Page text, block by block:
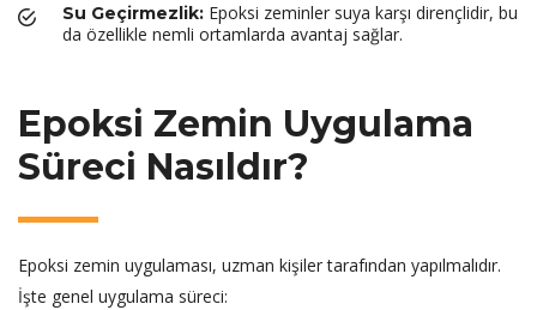
Su Geçirmezlik: Epoksi zeminler suya karşı dirençlidir, bu
da özellikle nemli ortamlarda avantaj sağlar.
Epoksi Zemin Uygulama
Süreci Nasıldır?
Epoksi zemin uygulaması, uzman kişiler tarafından yapılmalıdır.
İşte genel uygulama süreci: